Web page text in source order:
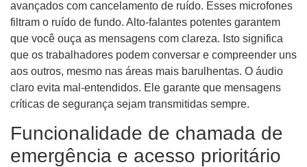
avançados com cancelamento de ruído. Esses microfones
filtram o ruído de fundo. Alto-falantes potentes garantem
que você ouça as mensagens com clareza. Isto significa
que os trabalhadores podem conversar e compreender uns
aos outros, mesmo nas áreas mais barulhentas. O áudio
claro evita mal-entendidos. Ele garante que mensagens
críticas de segurança sejam transmitidas sempre.
Funcionalidade de chamada de
emergência e acesso prioritário